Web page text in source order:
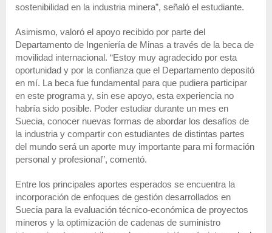
sostenibilidad en la industria minera”, señaló el estudiante.
Asimismo, valoró el apoyo recibido por parte del
Departamento de Ingeniería de Minas a través de la beca de
movilidad internacional. “Estoy muy agradecido por esta
oportunidad y por la confianza que el Departamento depositó
en mí. La beca fue fundamental para que pudiera participar
en este programa y, sin ese apoyo, esta experiencia no
habría sido posible. Poder estudiar durante un mes en
Suecia, conocer nuevas formas de abordar los desafíos de
la industria y compartir con estudiantes de distintas partes
del mundo será un aporte muy importante para mi formación
personal y profesional”, comentó.
Entre los principales aportes esperados se encuentra la
incorporación de enfoques de gestión desarrollados en
Suecia para la evaluación técnico-económica de proyectos
mineros y la optimización de cadenas de suministro